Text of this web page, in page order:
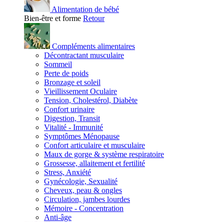
Alimentation de bébé
Bien-être et forme Retour
Compléments alimentaires
Décontractant musculaire
Sommeil
Perte de poids
Bronzage et soleil
Vieillissement Oculaire
Tension, Cholestérol, Diabète
Confort urinaire
Digestion, Transit
Vitalité - Immunité
Symptômes Ménopause
Confort articulaire et musculaire
Maux de gorge & système respiratoire
Grossesse, allaitement et fertilité
Stress, Anxiété
Gynécologie, Sexualité
Cheveux, peau & ongles
Circulation, jambes lourdes
Mémoire - Concentration
Anti-âge